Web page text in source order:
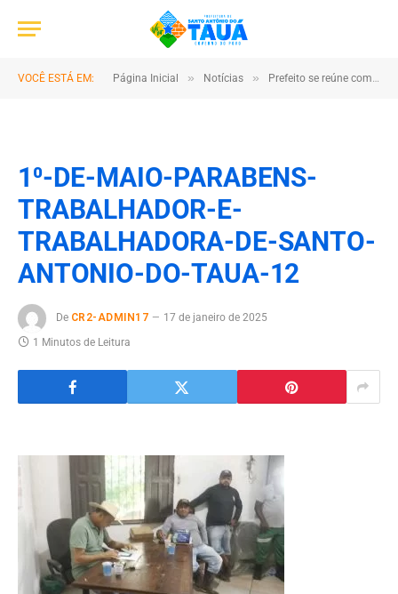
VOCÊ ESTÁ EM: Página Inicial » Notícias » Prefeito se reúne com equipe do departamento de obras para alinhamento dos trabalhos
1⁰-DE-MAIO-PARABENS-
TRABALHADOR-E-
TRABALHADORA-DE-SANTO-
ANTONIO-DO-TAUA-12
De CR2-ADMIN17
17 de janeiro de 2025
1 Minutos de Leitura